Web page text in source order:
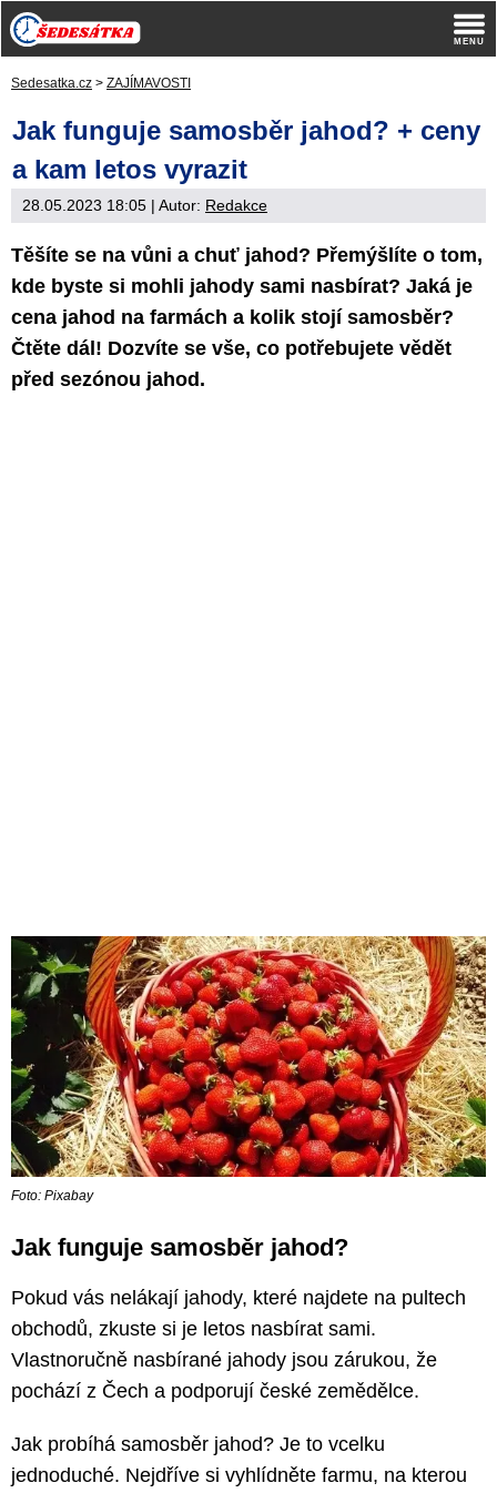
Sedesatka.cz > ZAJÍMAVOSTI
Jak funguje samosběr jahod? + ceny
a kam letos vyrazit
28.05.2023 18:05 | Autor: Redakce
Těšíte se na vůni a chuť jahod? Přemýšlíte o tom,
kde byste si mohli jahody sami nasbírat? Jaká je
cena jahod na farmách a kolik stojí samosběr?
Čtěte dál! Dozvíte se vše, co potřebujete vědět
před sezónou jahod.
Foto: Pixabay
Jak funguje samosběr jahod?
Pokud vás nelákají jahody, které najdete na pultech
obchodů, zkuste si je letos nasbírat sami.
Vlastnoručně nasbírané jahody jsou zárukou, že
pochází z Čech a podporují české zemědělce.
Jak probíhá samosběr jahod? Je to vcelku
jednoduché. Nejdříve si vyhlídněte farmu, na kterou